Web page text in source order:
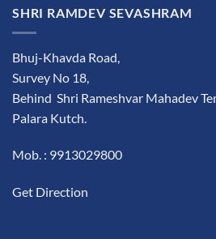
SHRI RAMDEV SEVASHRAM
Bhuj-Khavda Road,
Survey No 18,
Behind Shri Rameshvar Mahadev
Palara Kutch.
Mob. : 9913029800
Get Direction